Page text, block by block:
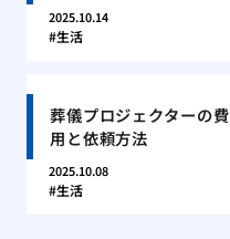
2025.10.14
生活
葬儀プロジェクターの費
用と依頼方法
2025.10.08
生活